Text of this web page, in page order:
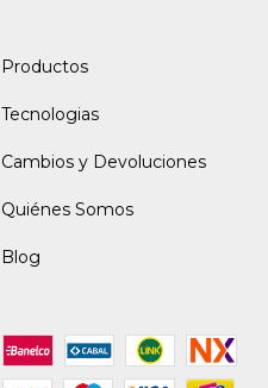
Productos
Tecnologias
Cambios y Devoluciones
Quiénes Somos
Blog